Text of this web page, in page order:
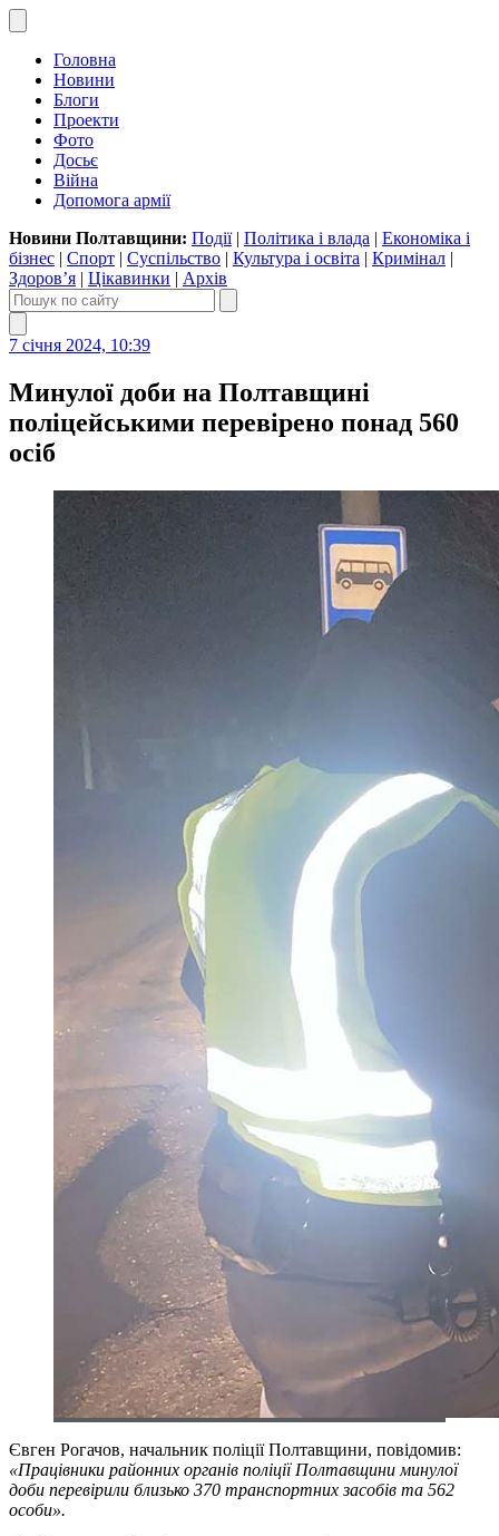
Головна
Новини
Блоги
Проекти
Фото
Досьє
Війна
Допомога армії
Новини Полтавщини: Події| Політика і влада | Економіка і
бізнес | Спорт | Суспільство | Культура і освіта | Кримінал |
Здоров’я | Цікавинки | Архів
7 січня 2024, 10:39
Минулої доби на Полтавщині
поліцейськими перевірено понад 560
осіб
Євген Рогачов, начальник поліції Полтавщини, повідомив:
«Працівники районних органів поліції Полтавщини минулої
доби перевірили близько 370 транспортних засобів та 562
особи».